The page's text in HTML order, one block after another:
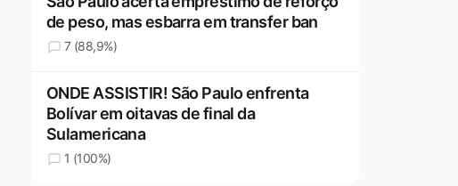
de peso, mas esbarra em transfer ban
7 (88,9%)
ONDE ASSISTIR! São Paulo enfrenta
Bolívar em oitavas de final da
Sulamericana
1 (100%)